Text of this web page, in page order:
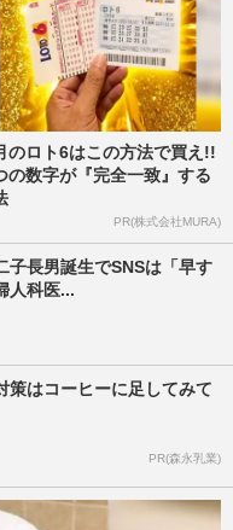
のロト6はこの方法で買え!!
の数字が『完全一致』する
PR(株式会社MURA)
子長男誕生でSNSは「早す
人科医...
策はコーヒーに足してみて
PR(森永乳業)